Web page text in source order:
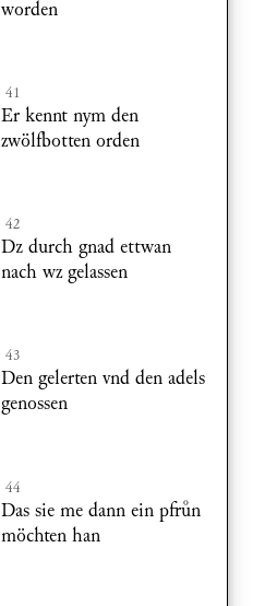
worden
41
Er kennt nym den
zwölfbotten orden
42
Dz durch gnad ettwan
nach wz gelassen
43
Den gelerten vnd den adels
genossen
44
Das sie me dann ein pfrn
möchten han